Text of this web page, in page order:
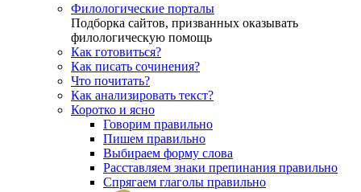
Филологические порталы
Подборка сайтов, призванных оказывать
филологическую помощь
Как готовиться?
Как писать сочинения?
Что почитать?
Как анализировать текст?
Коротко и ясно
Говорим правильно
Пишем правильно
Выбираем форму слова
Расставляем знаки препинания правильно
Спрягаем глаголы правильно